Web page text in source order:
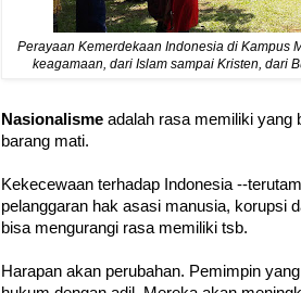
Perayaan Kemerdekaan Indonesia di Kampus
keagamaan, dari Islam sampai Kristen, dari
Nasionalisme adalah rasa memiliki yang
barang mati.
Kekecewaan terhadap Indonesia --
pelanggaran hak asasi manusia, korupsi
bisa mengurangi rasa memiliki tsb.
Harapan akan perubahan. Pemimpin